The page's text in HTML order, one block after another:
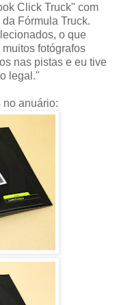
Click Truck" com
Fórmula Truck.
o que
fotógrafos
nas pistas e eu tive
legal."
no anuário: